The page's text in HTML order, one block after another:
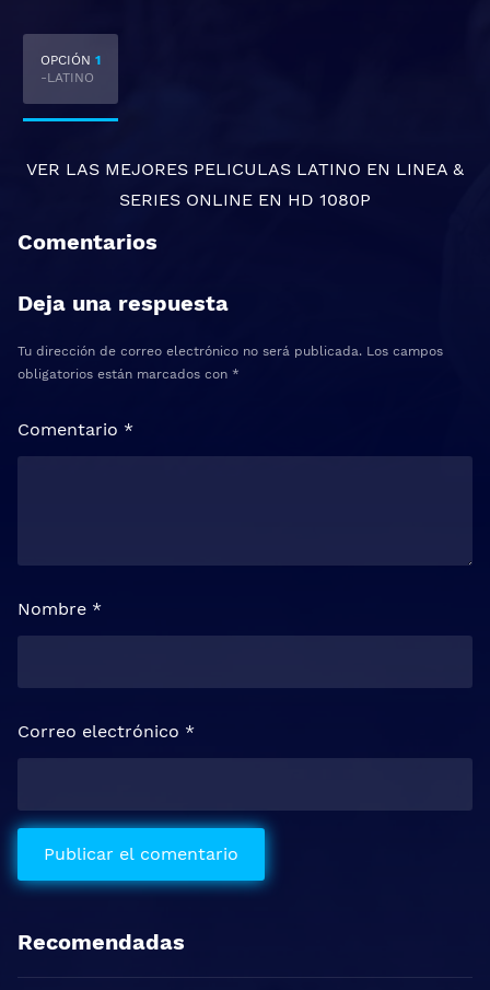
OPCIÓN 1
-LATINO
VER LAS MEJORES PELICULAS LATINO EN LINEA &
SERIES ONLINE EN HD 1080P
Comentarios
Deja una respuesta
Tu dirección de correo electrónico no será publicada. Los campos
obligatorios están marcados con *
Comentario *
Nombre *
Correo electrónico *
Recomendadas